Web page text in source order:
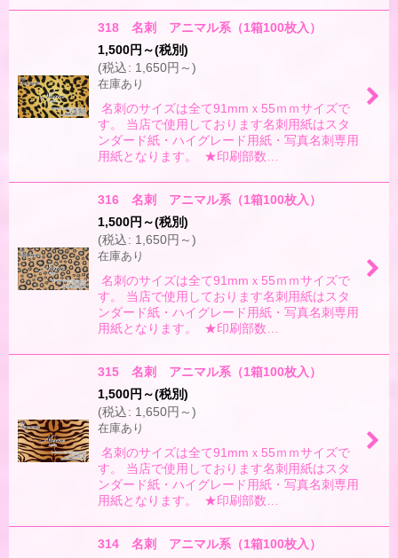
318 名刺 アニマル系（1箱100枚入）
1,500円 ～(税別)
(税込: 1,650円 ～)
在庫あり
名刺のサイズは全て91mmｘ55ｍｍサイズで
す。 当店で使用しております名刺用紙はスタ
ンダード紙・ハイグレード用紙・写真名刺専用
用紙となります。 ★印刷部数…
316 名刺 アニマル系（1箱100枚入）
1,500円 ～(税別)
(税込: 1,650円 ～)
在庫あり
名刺のサイズは全て91mmｘ55ｍｍサイズで
す。 当店で使用しております名刺用紙はスタ
ンダード紙・ハイグレード用紙・写真名刺専用
用紙となります。 ★印刷部数…
315 名刺 アニマル系（1箱100枚入）
1,500円 ～(税別)
(税込: 1,650円 ～)
在庫あり
名刺のサイズは全て91mmｘ55ｍｍサイズで
す。 当店で使用しております名刺用紙はスタ
ンダード紙・ハイグレード用紙・写真名刺専用
用紙となります。 ★印刷部数…
314 名刺 アニマル系（1箱100枚入）